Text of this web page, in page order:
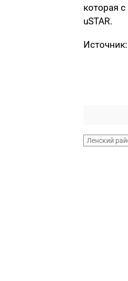
которая
uSTAR.
Ленский